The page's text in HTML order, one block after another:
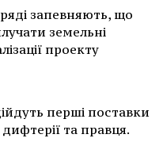
запевняють, що
земельні
проекту
перші поставки
та правця.